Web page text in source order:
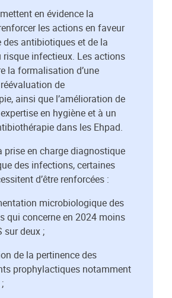
en évidence la
les actions en faveur
des antibiotiques et de la
risque infectieux. Les actions
la formalisation d’une
de
ainsi que l’amélioration de
en hygiène et à un
dans les Ehpad.
prise en charge diagnostique
des infections, certaines
d’être renforcées :
microbiologique des
qui concerne en 2024 moins
sur deux ;
de la pertinence des
prophylactiques notamment